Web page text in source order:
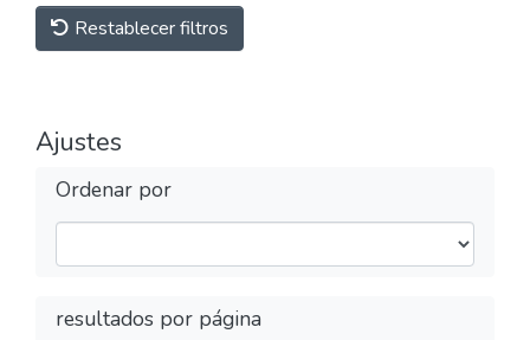
Restablecer filtros
Ajustes
Ordenar por
resultados por página